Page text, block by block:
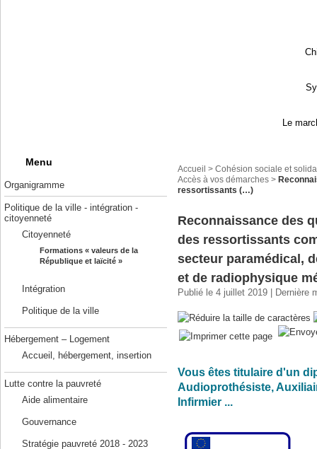
Le
Menu
Organigramme
Politique de la ville - intégration -
citoyenneté
Citoyenneté
Formations « valeurs de la
République et laïcité »
Intégration
Politique de la ville
Hébergement – Logement
Accueil, hébergement, insertion
Lutte contre la pauvreté
Aide alimentaire
Gouvernance
Stratégie pauvreté 2018 - 2023
Accueil > Cohésion sociale et
Accès à vos démarches >
ressortissants (…)
Reconnaissance des
des ressortissants
secteur paramédical,
et de radiophysique
Publié le 4 juillet 2019 | Dernière
Vous êtes titulaire d'un
Audioprothésiste,
Infirmier ...